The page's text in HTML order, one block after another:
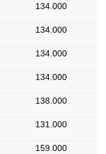
134.000
134.000
134.000
134.000
138.000
131.000
159.000